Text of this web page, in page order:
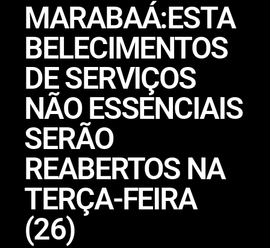
MARABAÁ:ESTA
BELECIMENTOS
DE SERVIÇOS
NÃO ESSENCIAIS
SERÃO
REABERTOS NA
TERÇA-FEIRA
(26)